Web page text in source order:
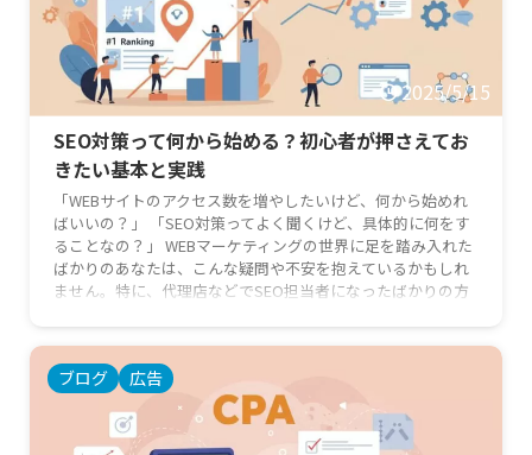
2025/5/15
SEO対策って何から始める？初心者が押さえてお
きたい基本と実践
「WEBサイトのアクセス数を増やしたいけど、何から始めれ
ばいいの？」 「SEO対策ってよく聞くけど、具体的に何をす
ることなの？」 WEBマーケティングの世界に足を踏み入れた
ばかりのあなたは、こんな疑問や不安を抱えているかもしれ
ません。特に、代理店などでSEO担当者になったばかりの方
策の基本から、初心者の方がすぐに実践できる具体的なステ
ブログ 広告